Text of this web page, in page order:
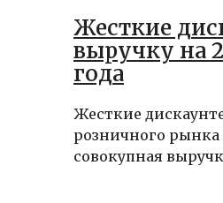
Жесткие
выручку на
года
Жесткие
розничного рынка
совокупная